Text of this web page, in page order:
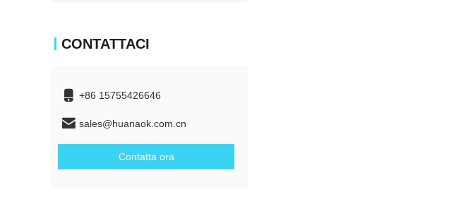
CONTATTACI
+86 15755426646
sales@huanaok.com.cn
Contatta ora